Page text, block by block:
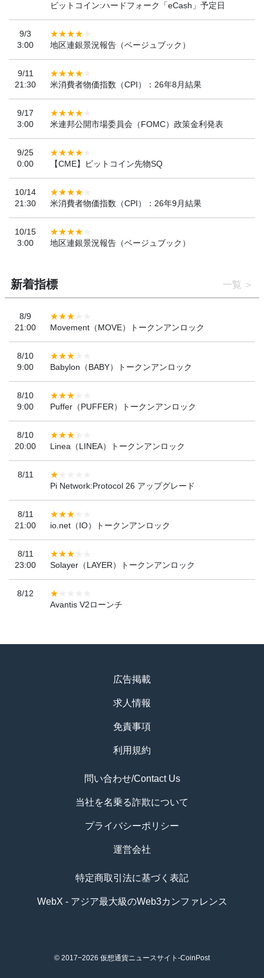
ビットコイン:ハードフォーク「eCash」予定日
9/3
3:00
地区連銀景況報告（ベージュブック）
9/11
21:30
米消費者物価指数（CPI）：26年8月結果
9/17
3:00
米連邦公開市場委員会（FOMC）政策金利発表
9/25
0:00
【CME】ビットコイン先物SQ
10/14
21:30
米消費者物価指数（CPI）：26年9月結果
10/15
3:00
地区連銀景況報告（ベージュブック）
新着指標 一覧
8/9
21:00
Movement（MOVE）トークンアンロック
8/10
9:00
Babylon（BABY）トークンアンロック
8/10
9:00
Puffer（PUFFER）トークンアンロック
8/10
20:00
Linea（LINEA）トークンアンロック
8/11
Pi Network:Protocol 26 アップグレード
8/11
21:00
io.net（IO）トークンアンロック
8/11
23:00
Solayer（LAYER）トークンアンロック
8/12
Avantis V2ローンチ
広告掲載
求人情報
免責事項
利用規約
問い合わせ/Contact Us
当社を名乗る詐欺について
プライバシーポリシー
運営会社
特定商取引法に基づく表記
WebX - アジア最大級のWeb3カンファレンス
© 2017−2026 仮想通貨ニュースサイト-CoinPost